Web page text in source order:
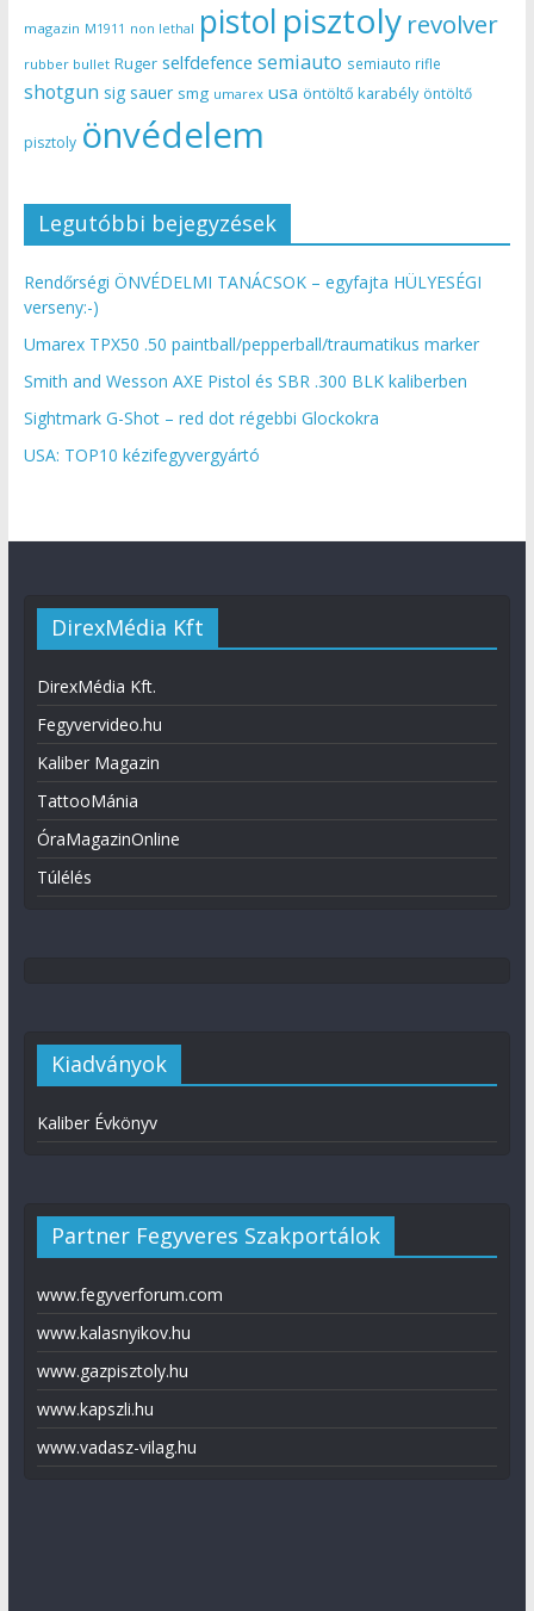
magazin M1911 non lethal pistol pisztoly revolver
rubber bullet Ruger selfdefence semiauto semiauto rifle
shotgun sig sauer smg umarex usa öntöltő karabély öntöltő
pisztoly önvédelem
Legutóbbi bejegyzések
Rendőrségi ÖNVÉDELMI TANÁCSOK – egyfajta HÜLYESÉGI
verseny:-)
Umarex TPX50 .50 paintball/pepperball/traumatikus marker
Smith and Wesson AXE Pistol és SBR .300 BLK kaliberben
Sightmark G-Shot – red dot régebbi Glockokra
USA: TOP10 kézifegyvergyártó
DirexMédia Kft
DirexMédia Kft.
Fegyvervideo.hu
Kaliber Magazin
TattooMánia
ÓraMagazinOnline
Túlélés
Kiadványok
Kaliber Évkönyv
Partner Fegyveres Szakportálok
www.fegyverforum.com
www.kalasnyikov.hu
www.gazpisztoly.hu
www.kapszli.hu
www.vadasz-vilag.hu